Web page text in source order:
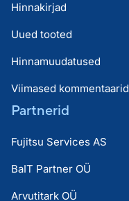
Hinnakirjad
Uued tooted
Hinnamuudatused
Viimased kommentaarid
Partnerid
Fujitsu Services AS
BaIT Partner OÜ
Arvutitark OÜ